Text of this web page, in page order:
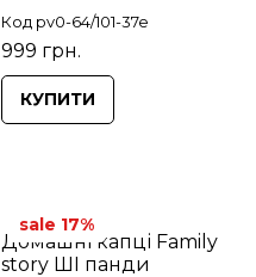
Код pv0-64/101-37e
999 грн.
КУПИТИ
Домашні капці Family
story ШІ панди
sale 17%